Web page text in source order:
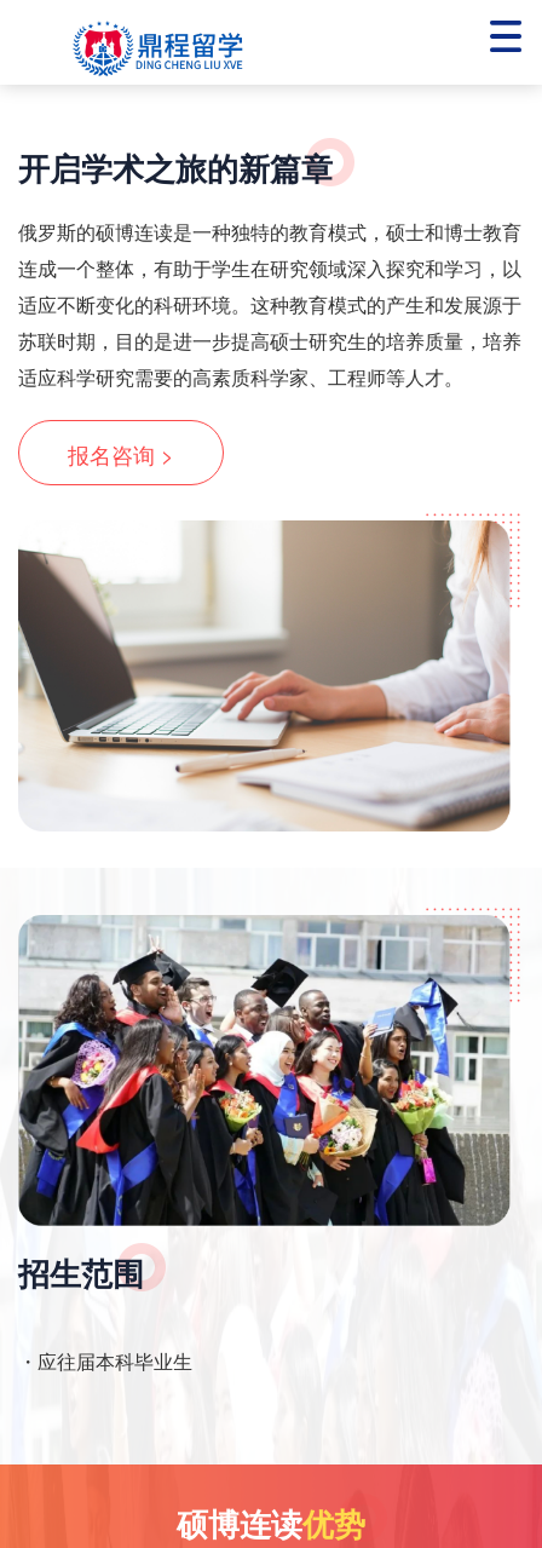
本科毕业即可直升硕博连读
开启学术之旅的新篇章
俄罗斯的硕博连读是一种独特的教育模式，硕士和博士教育
连成一个整体，有助于学生在研究领域深入探究和学习，以
适应不断变化的科研环境。这种教育模式的产生和发展源于
苏联时期，目的是进一步提高硕士研究生的培养质量，培养
适应科学研究需要的高素质科学家、工程师等人才。
报名咨询 >
招生范围
・应往届本科毕业生
硕博连读优势